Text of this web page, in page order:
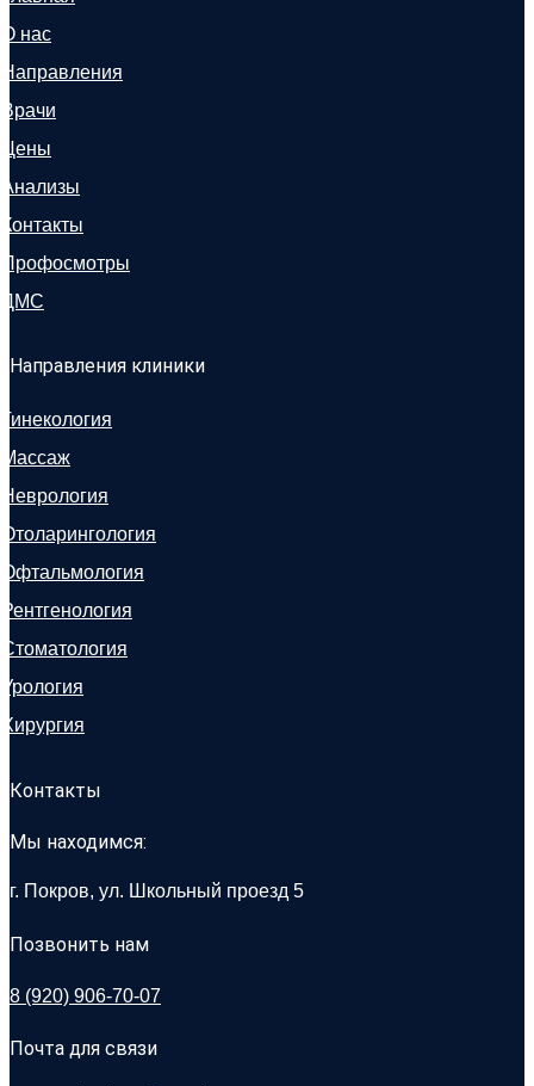
О нас
Направления
Врачи
Цены
Анализы
Контакты
Профосмотры
ДМС
Направления клиники
Гинекология
Массаж
Неврология
Отоларингология
Офтальмология
Рентгенология
Стоматология
Урология
Хирургия
Контакты
Мы находимся:
г. Покров, ул. Школьный проезд 5
Позвонить нам
8 (920) 906-70-07
Почта для связи